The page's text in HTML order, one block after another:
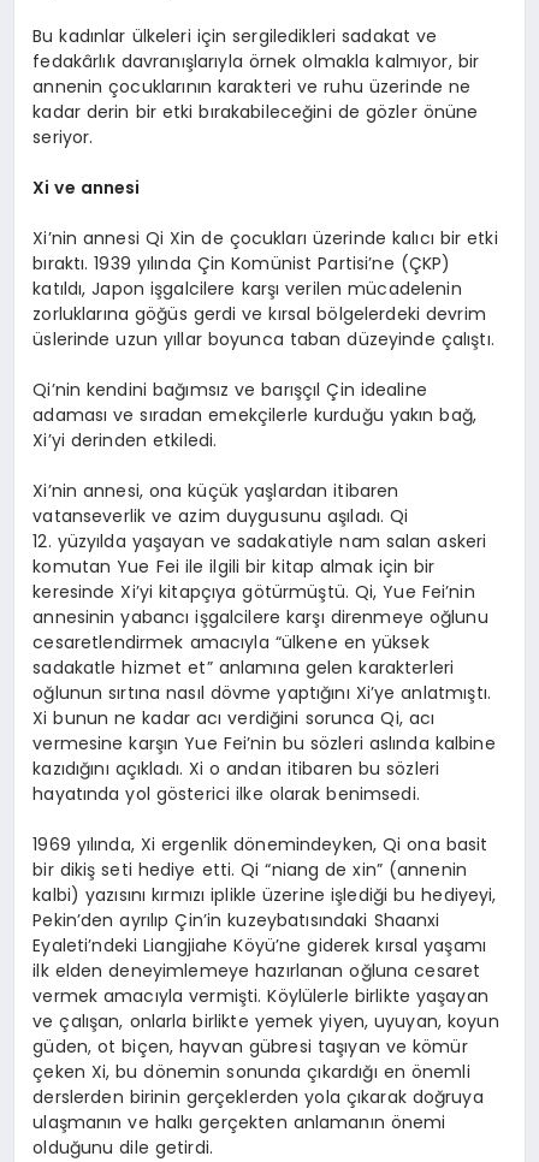
Bu kadınlar ülkeleri için sergiledikleri sadakat ve
fedakârlık davranışlarıyla örnek olmakla kalmıyor, bir
annenin çocuklarının karakteri ve ruhu üzerinde ne
kadar derin bir etki bırakabileceğini de gözler önüne
seriyor.
Xi ve annesi
Xi’nin annesi Qi Xin de çocukları üzerinde kalıcı bir etki
bıraktı. 1939 yılında Çin Komünist Partisi’ne (ÇKP)
katıldı, Japon işgalcilere karşı verilen mücadelenin
zorluklarına göğüs gerdi ve kırsal bölgelerdeki devrim
üslerinde uzun yıllar boyunca taban düzeyinde çalıştı.
Qi’nin kendini bağımsız ve barışçıl Çin idealine
adaması ve sıradan emekçilerle kurduğu yakın bağ,
Xi’yi derinden etkiledi.
Xi’nin annesi, ona küçük yaşlardan itibaren
vatanseverlik ve azim duygusunu aşıladı. Qi
12. yüzyılda yaşayan ve sadakatiyle nam salan askeri
komutan Yue Fei ile ilgili bir kitap almak için bir
keresinde Xi’yi kitapçıya götürmüştü. Qi, Yue Fei’nin
annesinin yabancı işgalcilere karşı direnmeye oğlunu
cesaretlendirmek amacıyla “ülkene en yüksek
sadakatle hizmet et” anlamına gelen karakterleri
oğlunun sırtına nasıl dövme yaptığını Xi’ye anlatmıştı.
Xi bunun ne kadar acı verdiğini sorunca Qi, acı
vermesine karşın Yue Fei’nin bu sözleri aslında kalbine
kazıdığını açıkladı. Xi o andan itibaren bu sözleri
hayatında yol gösterici ilke olarak benimsedi.
1969 yılında, Xi ergenlik dönemindeyken, Qi ona basit
bir dikiş seti hediye etti. Qi “niang de xin” (annenin
kalbi) yazısını kırmızı iplikle üzerine işlediği bu hediyeyi,
Pekin’den ayrılıp Çin’in kuzeybatısındaki Shaanxi
Eyaleti’ndeki Liangjiahe Köyü’ne giderek kırsal yaşamı
ilk elden deneyimlemeye hazırlanan oğluna cesaret
vermek amacıyla vermişti. Köylülerle birlikte yaşayan
ve çalışan, onlarla birlikte yemek yiyen, uyuyan, koyun
güden, ot biçen, hayvan gübresi taşıyan ve kömür
çeken Xi, bu dönemin sonunda çıkardığı en önemli
derslerden birinin gerçeklerden yola çıkarak doğruya
ulaşmanın ve halkı gerçekten anlamanın önemi
olduğunu dile getirdi.